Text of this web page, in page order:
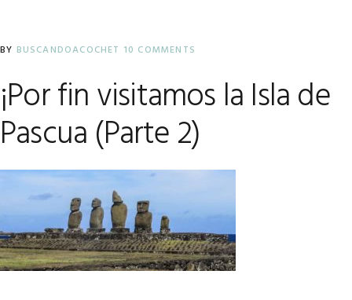
BY BUSCANDOACOCHET 10 COMMENTS
¡Por fin visitamos la Isla de
Pascua (Parte 2)